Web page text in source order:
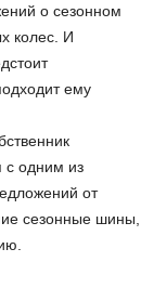
о сезонном
колес. И
ему
с одним из
от
сезонные шины,